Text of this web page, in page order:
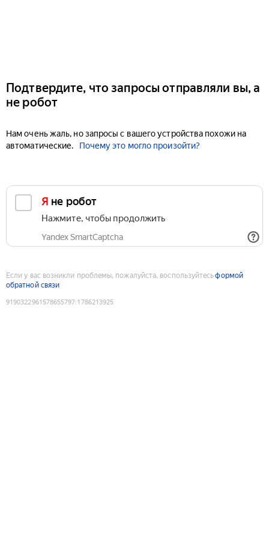
Подтвердите, что запросы отправляли вы, а
не робот
Нам очень жаль, но запросы с вашего устройства похожи на
автоматические.
Почему это могло произойти?
Я не робот
Нажмите, чтобы продолжить
Yandex SmartCaptcha
Если у вас возникли проблемы, пожалуйста, воспользуйтесьформой
обратной связи
9190322961578655797:1786213925